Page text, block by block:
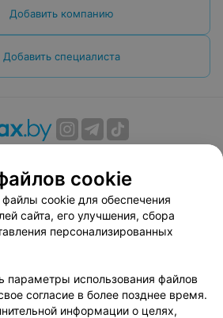
Добавить компанию
Добавить специалиста
договор
Способы оплаты
по использованию сервиса
«Афиша»
соглашение
вопросам сотрудничества
руководителю relax.by
cookie
cookie для обеспечения
сайта, его улучшения, сбора
персонализированных
параметры использования файлов
согласие в более позднее время.
информации о целях,